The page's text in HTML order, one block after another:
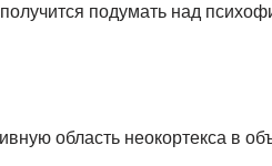
подумать над
область неокортекса в